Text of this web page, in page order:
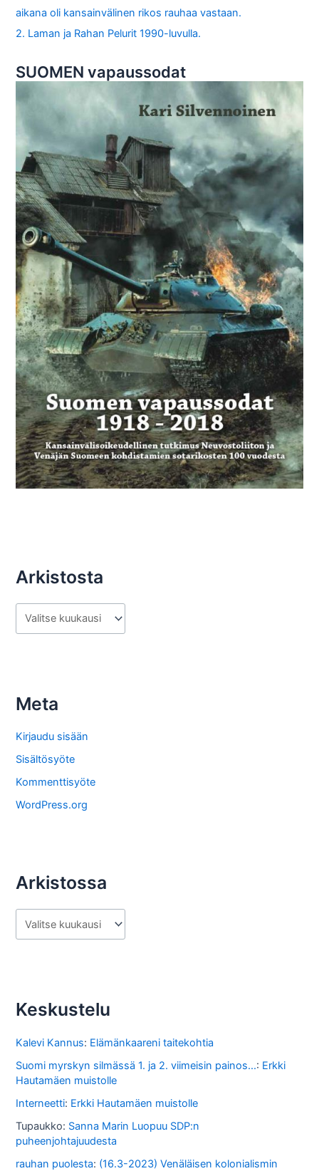
aikana oli kansainvälinen rikos rauhaa vastaan.
2. Laman ja Rahan Pelurit 1990-luvulla.
SUOMEN vapaussodat
Arkistosta
r
s
o
s
t
a
Meta
Kirjaudu sisään
Sisältösyöte
Kommenttisyöte
WordPress.org
Arkistossa
r
s
o
s
s
a
Keskustelu
Kalevi Kannus: Elämänkaareni taitekohtia
Suomi myrskyn silmässä 1. ja 2. viimeisin painos...: Erkki
Hautamäen muistolle
Interneetti: Erkki Hautamäen muistolle
Tupaukko: Sanna Marin Luopuu SDP:n
puheenjohtajuudesta
rauhan puolesta: (16.3-2023) Venäläisen kolonialismin